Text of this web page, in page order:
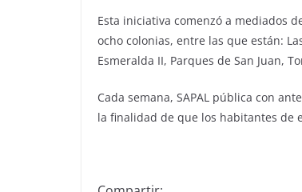
Esta iniciativa comenzó a mediados
ocho colonias, entre las que están:
Esmeralda II, Parques de San Juan,
Cada semana, SAPAL pública con
la finalidad de que los habitantes de